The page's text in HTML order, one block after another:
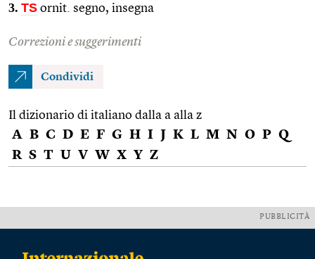
3. TS ornit. segno, insegna
Correzioni e suggerimenti
Condividi
Il dizionario di italiano dalla a alla z
A B C D E F G H I J K L M N O P Q
R S T U V W X Y Z
PUBBLICITÀ